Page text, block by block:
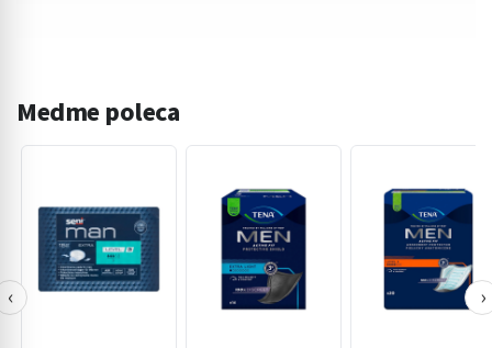
Medme poleca
‹ ›